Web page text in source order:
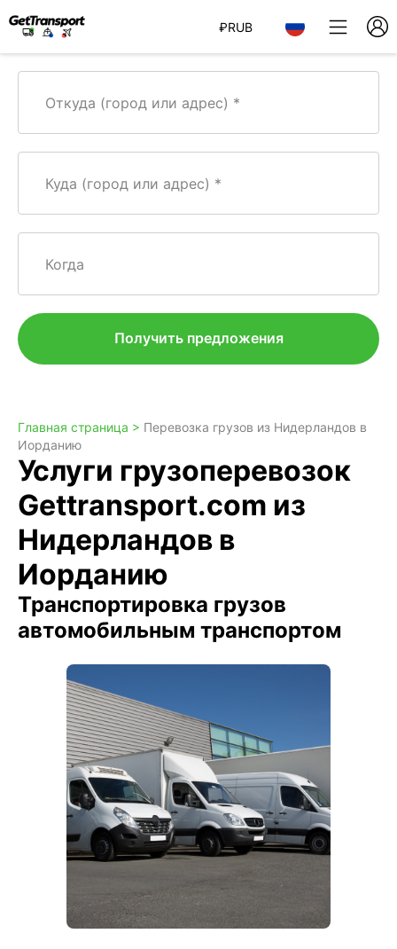
₽RUB
Откуда (город или адрес)
Куда (город или адрес)
Когда
Получить предложения
Главная страница > Перевозка грузов из Нидерландов в
Иорданию
Услуги грузоперевозок
Gettransport.com из
Нидерландов в
Иорданию
Транспортировка грузов
автомобильным транспортом